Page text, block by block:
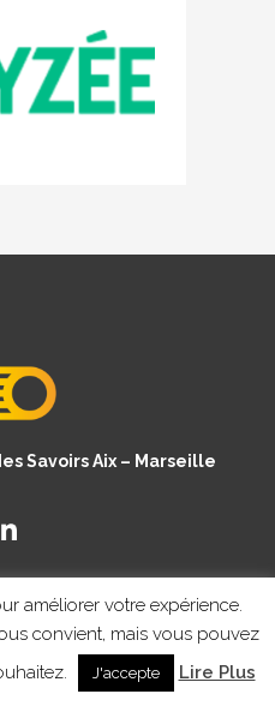
Savoirs Aix – Marseille
- MENTIONS LEGALES
améliorer votre expérience.
convient, mais vous pouvez
J'accepte Lire Plus